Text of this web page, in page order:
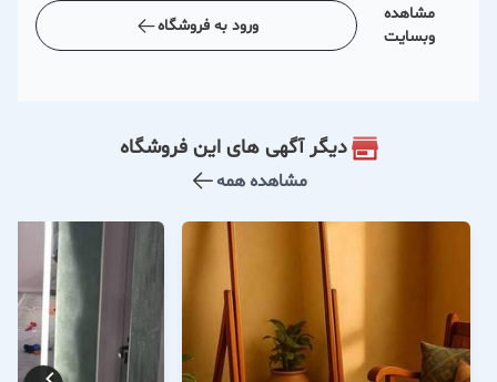
مشاهده
وبسایت
ورود به فروشگاه
دیگر آگهی های این فروشگاه
مشاهده همه